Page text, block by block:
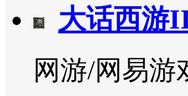
大话西游
网游/网易游